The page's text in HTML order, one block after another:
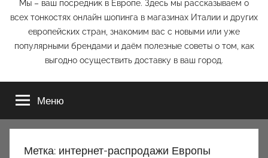
Мы – ваш посредник в Европе. Здесь мы рассказываем о
всех тонкостях онлайн шопинга в магазинах Италии и других
европейских стран, знакомим вас с новыми или уже
популярными брендами и даём полезные советы о том, как
выгодно осуществить доставку в ваш город.
Меню
Метка: интернет-распродажи Европы